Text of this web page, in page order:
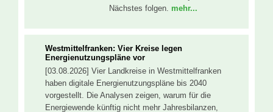
Nächstes folgen. mehr...
Westmittelfranken: Vier Kreise legen
Energienutzungspläne vor
[03.08.2026] Vier Landkreise in Westmittelfranken
haben digitale Energienutzungspläne bis 2040
vorgestellt. Die Analysen zeigen, warum für die
Energiewende künftig nicht mehr Jahresbilanzen,